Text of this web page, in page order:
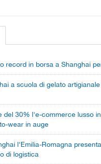
record in borsa a Shanghai
a scuola di gelato
del 30% l'e-commerce lusso
wear in auge
l'Emilia-Romagna
di logistica